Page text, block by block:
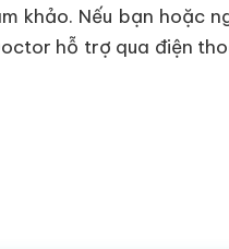
khảo. Nếu bạn hoặc
hỗ trợ qua điện